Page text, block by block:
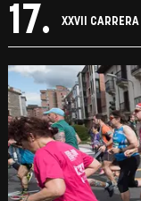
17. XXVII